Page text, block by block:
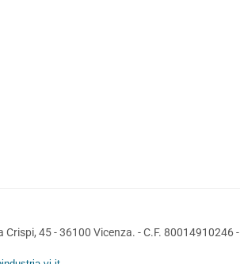
45 - 36100 Vicenza. - C.F. 80014910246 -